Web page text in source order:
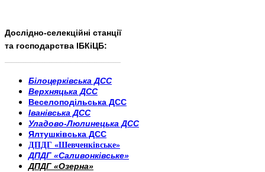
Дослідно-селекційні станції
та господарства ІБКіЦБ:
Білоцерківська ДСС
Верхняцька ДСС
Веселоподільська ДСС
Іванівська ДСС
Уладово-Люлинецька ДСС
Ялтушківська ДСС
ДПДГ «Шевченківське»
ДПДГ «Саливонківське»
ДПДГ «Озерна»